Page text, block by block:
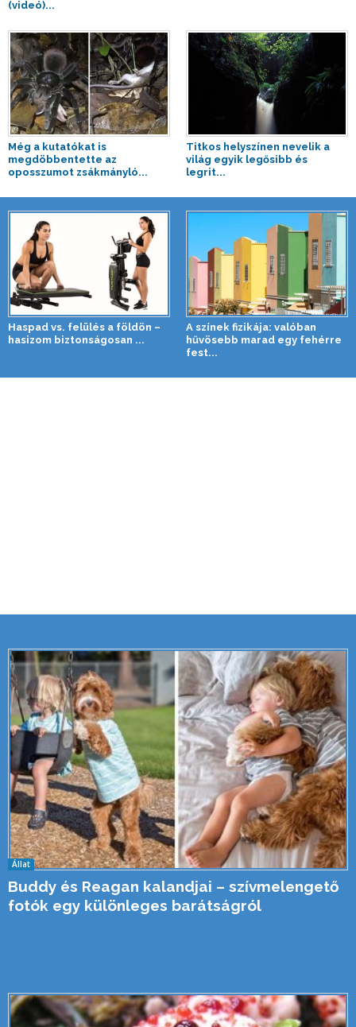
(videó)...
Még a kutatókat is
megdöbbentette az
oposszumot zsákmányló...
Titkos helyszínen nevelik a
világ egyik legősibb és
legrit...
Haspad vs. felülés a földön –
hasizom biztonságosan ...
A színek fizikája: valóban
hűvösebb marad egy fehérre
fest...
Állat
Buddy és Reagan kalandjai – szívmelengető
fotók egy különleges barátságról